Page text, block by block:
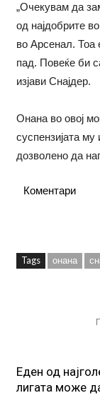
„Очекувам да
од најдобрите
во Арсенал. Тоа
пад. Повеќе би
изјави Снајдер.
Онана во овој
суспензијата
дозволено да
Коментари
Tags онана
Еден од
лигата може